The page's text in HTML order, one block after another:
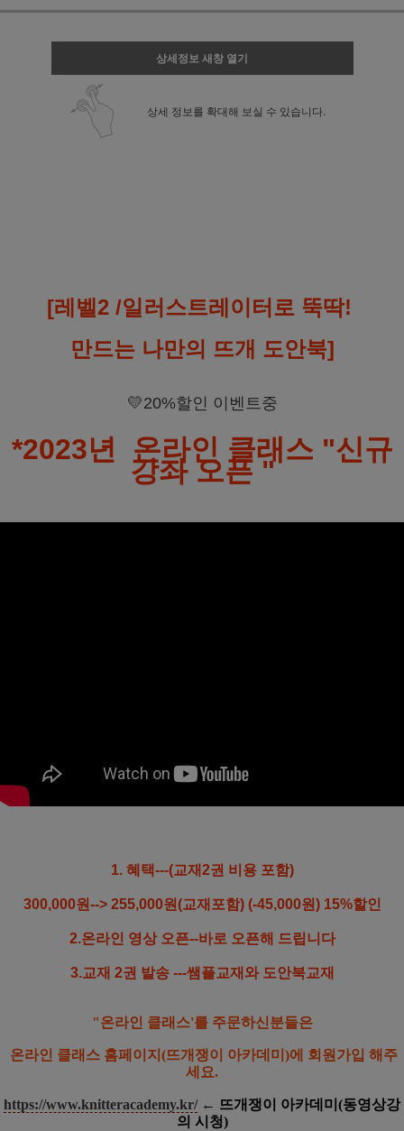
상세정보 새창 열기
상세 정보를 확대해 보실 수 있습니다.
[레벨2 /일러스트레이터로 뚝딱!
만드는 나만의 뜨개 도안북]
💛20%할인 이벤트중
*2023년 온라인 클래스 "신규
강좌 오픈 "
1. 혜택---(교재2권 비용 포함)
300,000원--> 255,000원(교재포함) (-45,000원) 15%할인
2.온라인 영상 오픈--바로 오픈해 드립니다
3.교재 2권 발송 ---쌤플교재와 도안북교재
"온라인 클래스'를 주문하신분들은
온라인 클래스 홈페이지(뜨개쟁이 아카데미)에 회원가입 해주
세요.
https://www.knitteracademy.kr/← 뜨개쟁이 아카데미(동영상강
의 시청)